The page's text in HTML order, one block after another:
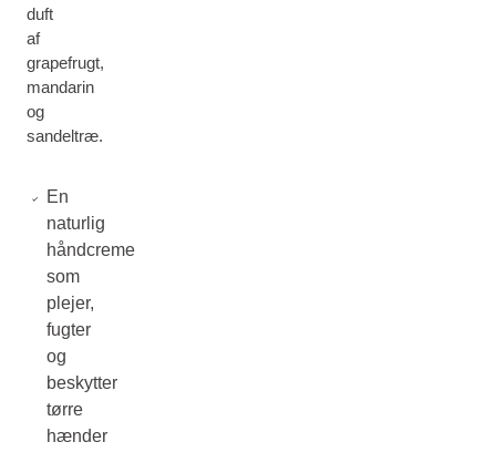
duft
af
grapefrugt,
mandarin
og
sandeltræ.
En
naturlig
håndcreme
som
plejer,
fugter
og
beskytter
tørre
hænder